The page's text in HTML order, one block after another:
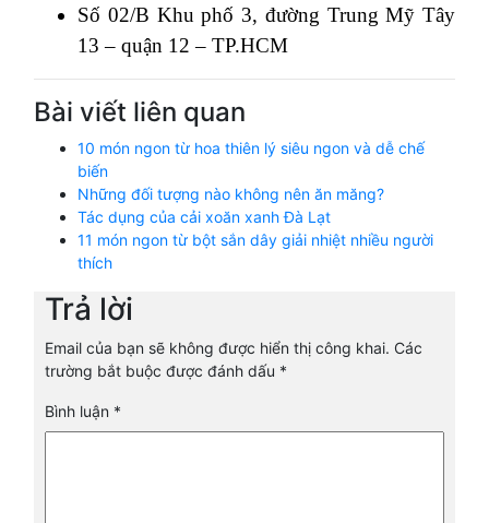
Số 02/B Khu phố 3, đường Trung Mỹ Tây
13 – quận 12 – TP.HCM
Bài viết liên quan
10 món ngon từ hoa thiên lý siêu ngon và dễ chế
biến
Những đối tượng nào không nên ăn măng?
Tác dụng của cải xoăn xanh Đà Lạt
11 món ngon từ bột sắn dây giải nhiệt nhiều người
thích
Trả lời
Email của bạn sẽ không được hiển thị công khai. Các
trường bắt buộc được đánh dấu *
Bình luận *